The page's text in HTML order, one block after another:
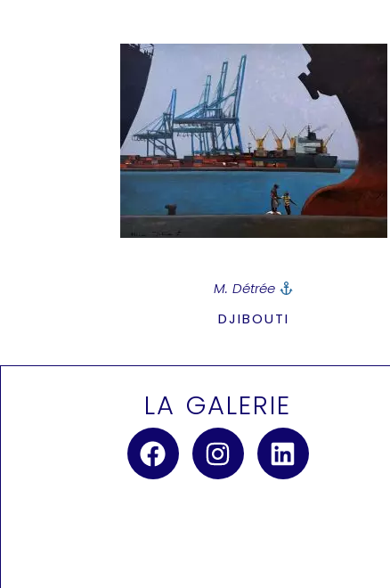
M. Détrée
DJIBOUTI
LA GALERIE